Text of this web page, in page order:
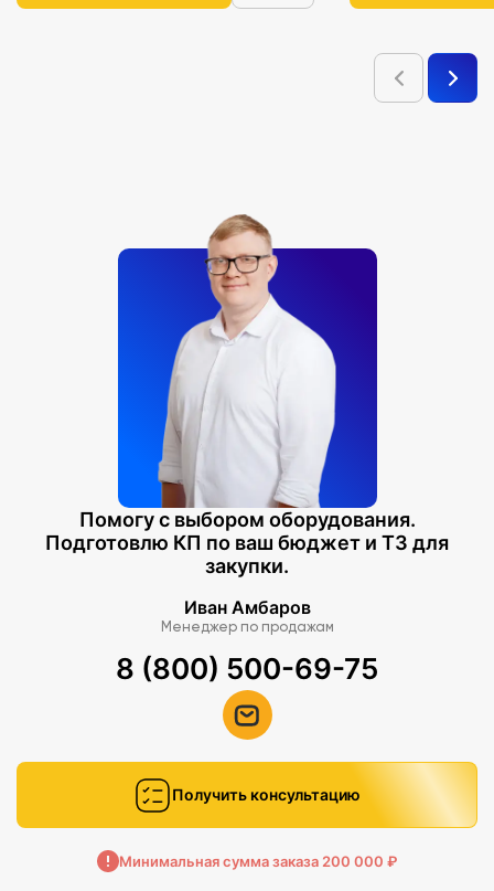
Помогу с выбором оборудования.
Подготовлю КП по ваш бюджет и ТЗ для
закупки.
Иван Амбаров
Менеджер по продажам
8 (800) 500-69-75
Получить консультацию
Минимальная сумма заказа 200 000 ₽